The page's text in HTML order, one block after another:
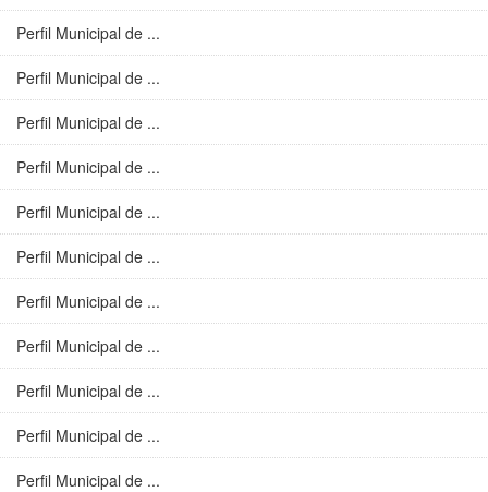
Perfil Municipal de ...
Perfil Municipal de ...
Perfil Municipal de ...
Perfil Municipal de ...
Perfil Municipal de ...
Perfil Municipal de ...
Perfil Municipal de ...
Perfil Municipal de ...
Perfil Municipal de ...
Perfil Municipal de ...
Perfil Municipal de ...